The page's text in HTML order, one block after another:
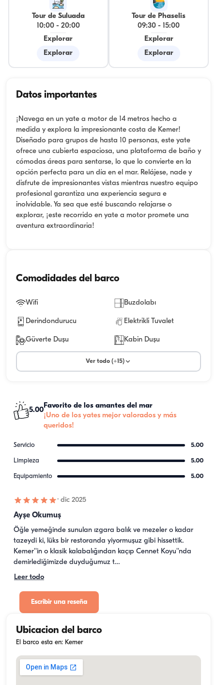
Tour de Suluada
10:00- 20:00
Explorar
Explorar
Tour de Phaselis
09:30 -
15:00
Explorar
Explorar
Datos importantes
¡Navega en un yate a motor de 14 metros hecho a
medida y explora la impresionante costa de Kemer!
Diseñado para grupos de hasta 10 personas, este yate
ofrece una cubierta espaciosa, una plataforma de baño y
cómodas áreas para sentarse, lo que lo convierte en la
opción perfecta para un día en el mar. Relájese, nade y
disfrute de impresionantes vistas mientras nuestro equipo
profesional garantiza una experiencia segura e
inolvidable. Ya sea que esté buscando relajarse o
explorar, ¡este recorrido en yate a motor promete una
aventura extraordinaria!
Comodidades del barco
Wifi Buzdolabı
Derindondurucu Elektrikli Tuvalet
Güverte Duşu Kabin Duşu
Ver todo (+15)
5.00
Favorito de los amantes del mar
¡Uno de los yates mejor valorados y más
queridos!
Servicio 5.00
Limpieza 5.00
Equipamiento 5.00
· dic 2025
Ayşe Okumuş
Öğle yemeğinde sunulan ızgara balık ve mezeler o kadar
tazeydi ki, lüks bir restoranda yiyormuşuz gibi hissettik.
Kemer''in o klasik kalabalığından kaçıp Cennet Koyu''nda
demirlediğimizde duyduğumuz t…
Leer todo
Escribir una reseña
Ubicacion del barco
El barco esta en: Kemer